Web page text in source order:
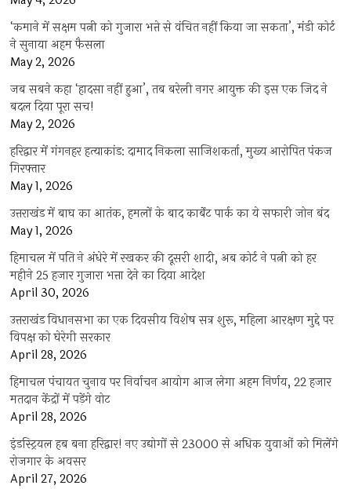
‘कमाने में सक्षम पत्नी को गुजारा भत्ते से वंचित नहीं किया जा सकता’, मंडी कोर्ट
ने सुनाया अहम फैसला
May 2, 2026
जब सबने कहा ‘हादसा नहीं हुआ’, तब बरेली नगर आयुक्त की इस एक जिद ने
बदल दिया पूरा सच!
May 2, 2026
हरिद्वार में गंगनहर हत्याकांड: दामाद निकला साजिशकर्ता, मुख्य आरोपित पंकज
गिरफ्तार
May 1, 2026
उत्तराखंड में बाघ का आतंक, हमलों के बाद कार्बेट पार्क का ये सफारी जोन बंद
May 1, 2026
हिमाचल में पति ने अंधेरे में रखकर की दूसरी शादी, अब कोर्ट ने पत्नी को हर
महीने 25 हजार गुजारा भत्ता देने का दिया आदेश
April 30, 2026
उत्तराखंड विधानसभा का एक दिवसीय विशेष सत्र शुरू, महिला आरक्षण मुद्दे पर
विपक्ष को घेरेगी सरकार
April 28, 2026
हिमाचल पंचायत चुनाव पर निर्वाचन आयोग आज लेगा अहम निर्णय, 22 हजार
मतदान केंद्रों में पड़ेंगे वोट
April 28, 2026
इंडस्ट्रियल हब बना हरिद्वार! नए उद्योगों से 23000 से अधिक युवाओं को मिलेंगे
रोजगार के अवसर
April 27, 2026